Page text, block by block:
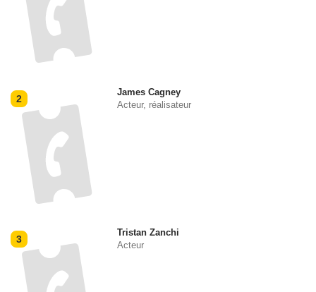
2
James Cagney
Acteur, réalisateur
3
Tristan Zanchi
Acteur